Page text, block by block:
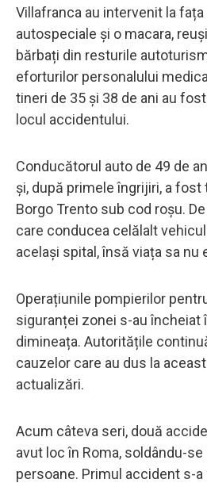
Villafranca au intervenit la
autospeciale și o macara,
bărbați din resturile
eforturilor personalului
tineri de 35 și 38 de ani au
locul accidentului.
Conducătorul auto de 49 de
și, după primele îngrijiri, a
Borgo Trento sub cod roșu.
care conducea celălalt
același spital, însă viața sa nu
Operațiunile pompierilor
siguranței zonei s-au încheiat
dimineața. Autoritățile
cauzelor care au dus la
actualizări.
Acum câteva seri, două
avut loc în Roma, soldându-
persoane. Primul accident s-